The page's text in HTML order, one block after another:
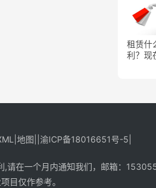
租赁什
利？现
地图 渝ICP备18016651号-5
在一个月内通知我们，邮箱：
目仅作参考。